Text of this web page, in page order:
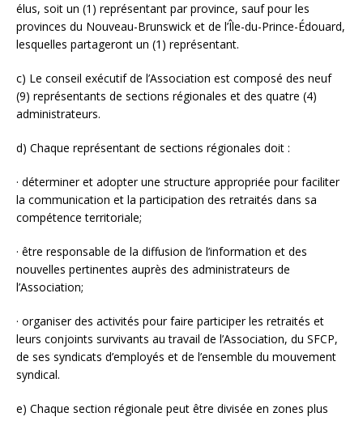
élus, soit un (1) représentant par province, sauf pour les
provinces du Nouveau-Brunswick et de l’Île-du-Prince-Édouard,
lesquelles partageront un (1) représentant.
c) Le conseil exécutif de l’Association est composé des neuf
(9) représentants de sections régionales et des quatre (4)
administrateurs.
d) Chaque représentant de sections régionales doit :
· déterminer et adopter une structure appropriée pour faciliter
la communication et la participation des retraités dans sa
compétence territoriale;
· être responsable de la diffusion de l’information et des
nouvelles pertinentes auprès des administrateurs de
l’Association;
· organiser des activités pour faire participer les retraités et
leurs conjoints survivants au travail de l’Association, du SFCP,
de ses syndicats d’employés et de l’ensemble du mouvement
syndical.
e) Chaque section régionale peut être divisée en zones plus